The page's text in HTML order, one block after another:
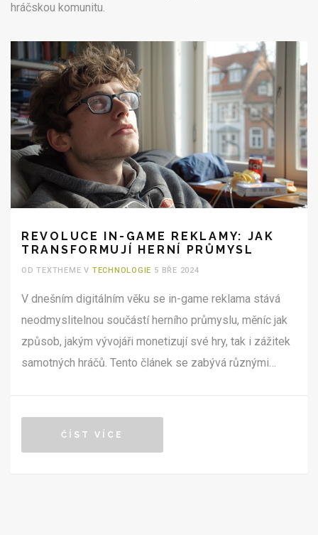
hráčskou komunitu.
REVOLUCE IN-GAME REKLAMY: JAK
TRANSFORMUJÍ HERNÍ PRŮMYSL
OD TEXTHEME V TECHNOLOGIE 5 BŘE 2024
V dnešním digitálním věku se in-game reklama stává
neodmyslitelnou součástí herního průmyslu, měníc jak
způsob, jakým vývojáři monetizují své hry, tak i zážitek
samotných hráčů. Tento článek se zabývá různými
marketéři tyto reklamy efektivně využívat k dosažení
ČÍST VÍCE